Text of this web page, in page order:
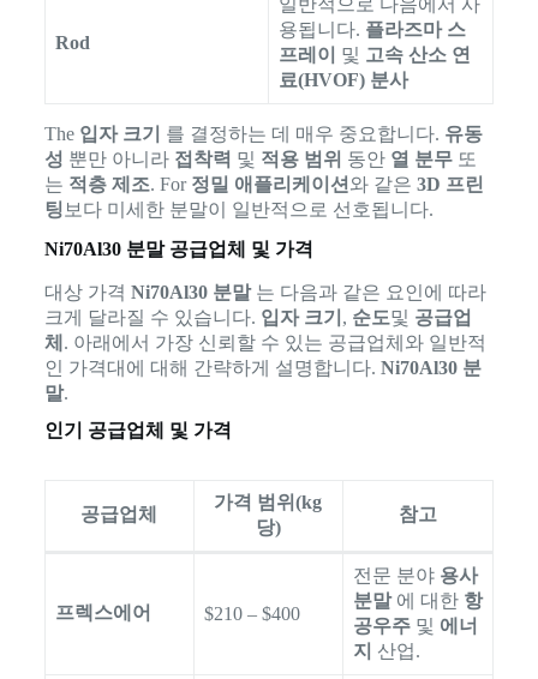
Rod
일반적으로 다음에서 사
용됩니다. 플라즈마 스
프레이
및 고속 산소 연
료(HVOF) 분사
The 입자 크기 를 결정하는 데 매우 중요합니다. 유동
성 뿐만 아니라 접착력 및 적용 범위 동안 열 분무또
는 적층 제조. For 정밀 애플리케이션 와 같은 3D 프린
팅 보다 미세한 분말이 일반적으로 선호됩니다.
Ni70Al30 분말 공급업체 및 가격
대상 가격 Ni70Al30 분말는 다음과 같은 요인에 따라
크게 달라질 수 있습니다. 입자 크기 , 순도및 공급업
체 . 아래에서 가장 신뢰할 수 있는 공급업체와 일반적
인 가격대에 대해 간략하게 설명합니다. Ni70Al30 분
말.
인기 공급업체 및 가격
공급업체
가격 범위(kg
당)
참고
프렉스에어 $210 – $400
전문 분야 용사
분말에 대한 항
공우주및 에너
지 산업.